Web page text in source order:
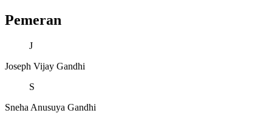
Pemeran
J
Joseph Vijay Gandhi
S
Sneha Anusuya Gandhi